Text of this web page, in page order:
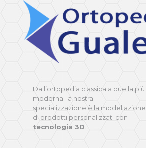
Dall’ortopedia classica a quella più
moderna: la nostra
specializzazione è la modellazione
di prodotti personalizzati con
tecnologia 3D.